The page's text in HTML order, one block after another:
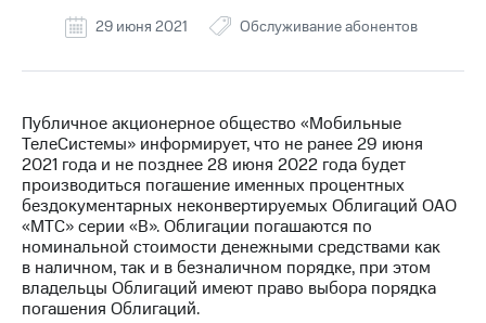
Услуги
Семейная
группа
Заказать
SIM-
карту
Оформить
eSIM
Скидка 30%
RED,
РИИЛ
и МТС
Супер
дешевле
при
оплате
с карты
МТС
Деньги
29 июня 2021 Обслуживание абонентов
Публичное акционерное общество «Мобильные
ТелеСистемы» информирует, что не ранее 29 июня
2021 года и не позднее 28 июня 2022 года будет
производиться погашение именных процентных
бездокументарных неконвертируемых Облигаций ОАО
«МТС» серии «В». Облигации погашаются по
номинальной стоимости денежными средствами как
в наличном, так и в безналичном порядке, при этом
владельцы Облигаций имеют право выбора порядка
погашения Облигаций.